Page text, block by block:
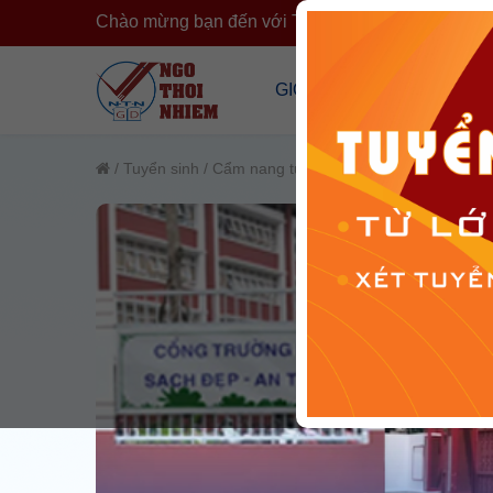
Chào mừng bạn đến với Trường Ngô Thời Nhiệm
GIỚI THIỆU
Tổng Quan Về Trường
Cơ Sở Vật Chất
Đội Ngũ Nhân Sự
Tổ Chức Đoàn Thể
CÔNG KHAI
Công Khai
Công Khai
Cải Cách
/ Tuyển sinh / Cẩm nang tuyển sinh